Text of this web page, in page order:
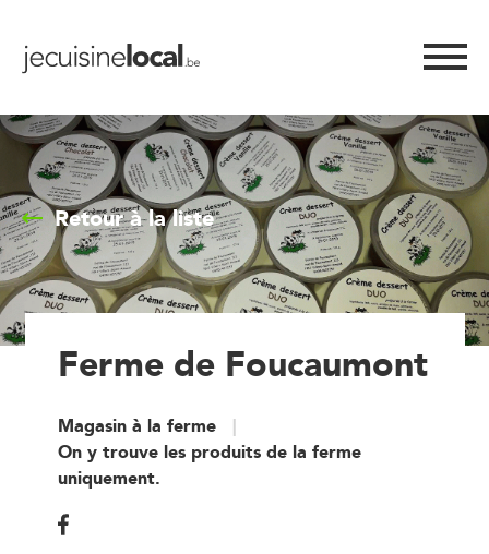
Retour à la liste
Ferme de Foucaumont
Magasin à la ferme
On y trouve les produits de la ferme
uniquement.